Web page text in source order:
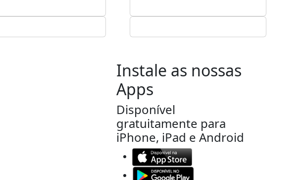
Instale as nossas
Apps
Disponível
gratuitamente para
iPhone, iPad e Android